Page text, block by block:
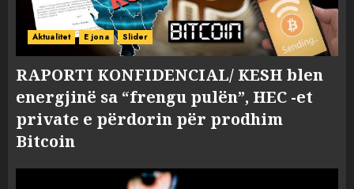
Aktualitet E jona Slider
RAPORTI KONFIDENCIAL/ KESH blen
energjinë sa “frengu pulën”, HEC -et
private e përdorin për prodhim
Bitcoin